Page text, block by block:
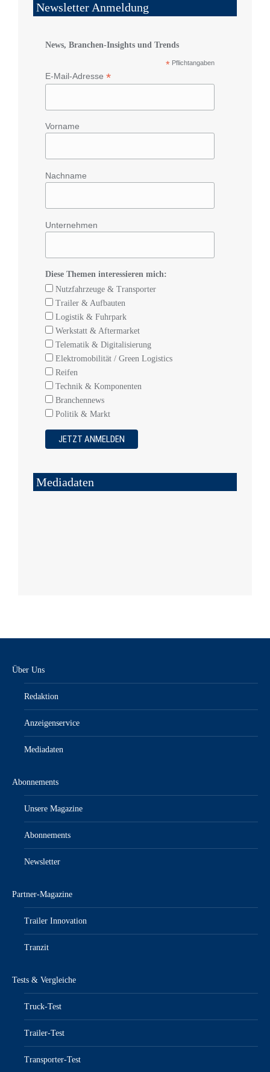
Newsletter Anmeldung
News, Branchen-Insights und Trends
* Pflichtangaben
E-Mail-Adresse *
Vorname
Nachname
Unternehmen
Diese Themen interessieren mich:
Nutzfahrzeuge & Transporter
Trailer & Aufbauten
Logistik & Fuhrpark
Werkstatt & Aftermarket
Telematik & Digitalisierung
Elektromobilität / Green Logistics
Reifen
Technik & Komponenten
Branchennews
Politik & Markt
Mediadaten
Über Uns
Redaktion
Anzeigenservice
Mediadaten
Abonnements
Unsere Magazine
Abonnements
Newsletter
Partner-Magazine
Trailer Innovation
Tranzit
Tests & Vergleiche
Truck-Test
Trailer-Test
Transporter-Test